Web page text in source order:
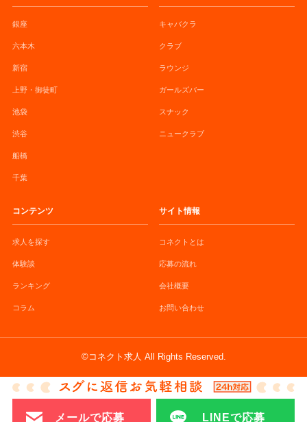
銀座
六本木
新宿
上野・御徒町
池袋
渋谷
船橋
千葉
キャバクラ
クラブ
ラウンジ
ガールズバー
スナック
ニュークラブ
コンテンツ
求人を探す
体験談
ランキング
コラム
サイト情報
コネクトとは
応募の流れ
会社概要
お問い合わせ
©コネクト求人 All Rights Reserved.
メールで応募 LINEで応募